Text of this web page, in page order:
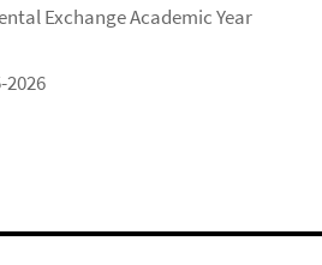
Exchange Academic Year
2026